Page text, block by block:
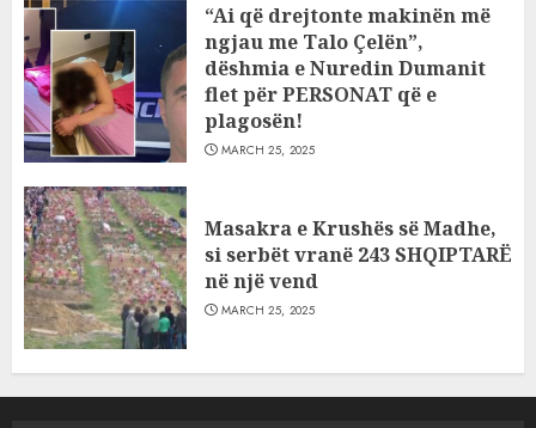
“Ai që drejtonte makinën më
ngjau me Talo Çelën”,
dëshmia e Nuredin Dumanit
flet për PERSONAT që e
plagosën!
MARCH 25, 2025
Masakra e Krushës së Madhe,
si serbët vranë 243 SHQIPTARË
në një vend
MARCH 25, 2025